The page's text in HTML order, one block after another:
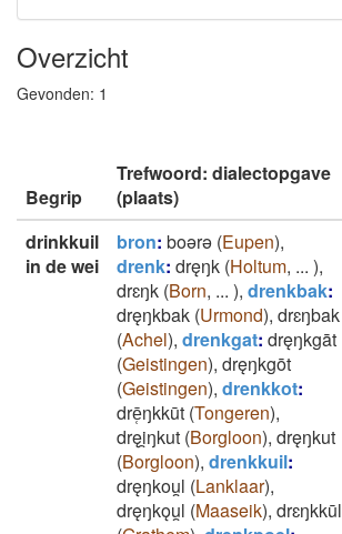
Overzicht
Gevonden: 1
Begrip
Trefwoord: dialectopgave
(plaats)
drinkkuil
in de wei
bron: boǝrǝ (Eupen),
drenk: dręŋk (Holtum, ... ),
drɛŋk (Born, ... ), drenkbak:
dręŋkbak (Urmond), drɛŋbak
(Achel), drenkgat: dręŋkgāt
(Geistingen), dręŋkgōt
(Geistingen), drenkkot:
drē̜ŋkkūt (Tongeren),
dręi̯ŋkut (Borgloon), dręŋkut
(Borgloon), drenkkuil:
dręŋkou̯l (Lanklaar),
dręŋkǫu̯l (Maaseik), drɛŋkkūl